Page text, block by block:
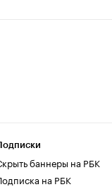
баннеры на РБК
на РБК